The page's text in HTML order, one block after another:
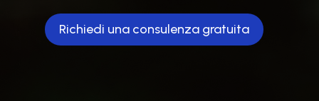
Richiedi una consulenza gratuita